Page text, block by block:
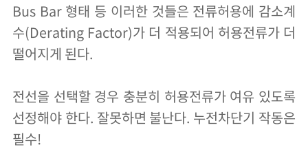
Bus Bar 형태 등 이러한 것들은 전류허용에 감소계
수(Derating Factor)가 더 적용되어 허용전류가 더
떨어지게 된다.
전선을 선택할 경우 충분히 허용전류가 여유 있도록
선정해야 한다. 잘못하면 불난다. 누전차단기 작동은
필수!